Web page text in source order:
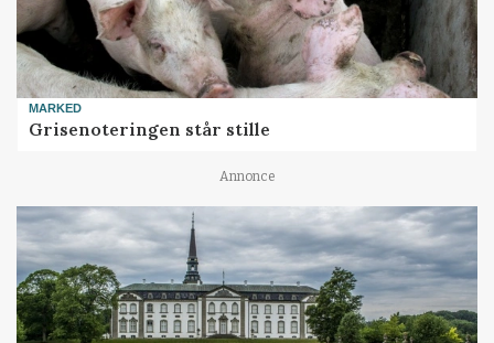
MARKED
Grisenoteringen står stille
Annonce